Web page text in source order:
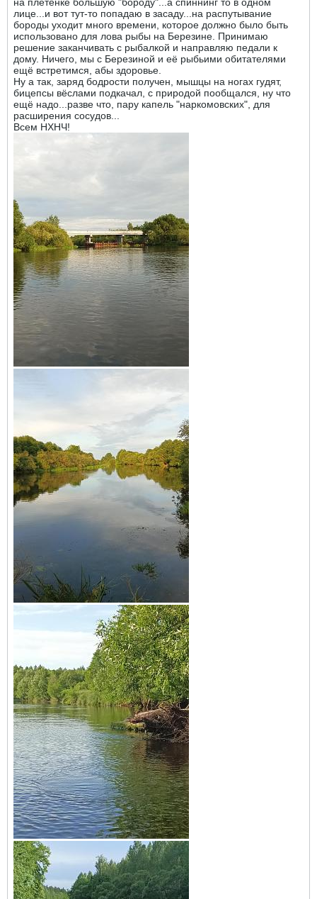
лице...и вот тут-то попадаю в засаду...на распутывание
бороды уходит много времени, которое должно было быть
использовано для лова рыбы на Березине. Принимаю
решение заканчивать с рыбалкой и направляю педали к
дому. Ничего, мы с Березиной и еë рыбьими обитателями
ещё встретимся, абы здоровье.
Ну а так, заряд бодрости получен, мышцы на ногах гудят,
бицепсы вëслами подкачал, с природой пообщался, ну что
ещё надо...разве что, пару капель "наркомовских", для
расширения сосудов...
Всем НХНЧ!